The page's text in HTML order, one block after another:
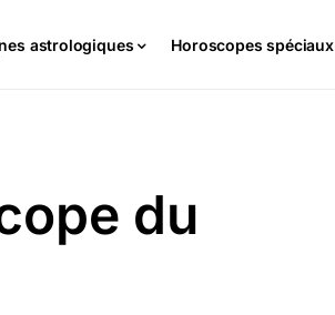
astrologiques Horoscopes spéciaux
du